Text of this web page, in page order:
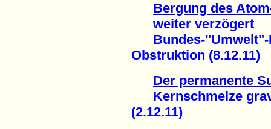
Bergung des
weiter verzögert
Bundes-"Umwelt"-
Obstruktion (8.12.11)
Der permanente
Kernschmelze
(2.12.11)